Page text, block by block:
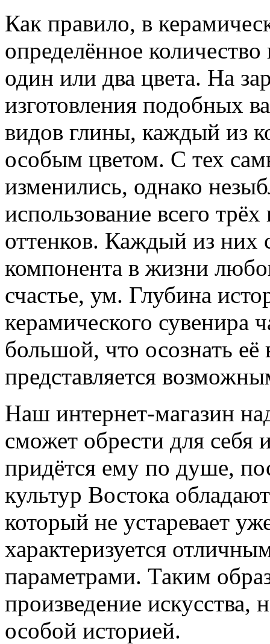
Как правило, в
определённое
один или два цвета. На
изготовления подобных
видов глины, каждый из
особым цветом. С тех
изменились, однако
использование всего
оттенков. Каждый из них
компонента в жизни
счастье, ум. Глубина
керамического сувенира
большой, что осознать
представляется
Наш интернет-магазин
сможет обрести для себя
придётся ему по душе,
культур Востока
который не устаревает
характеризуется
параметрами. Таким
произведение искусства,
особой историей.